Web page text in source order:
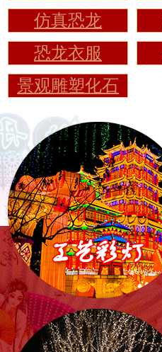
仿真恐龙
恐龙衣服
景观雕塑化石